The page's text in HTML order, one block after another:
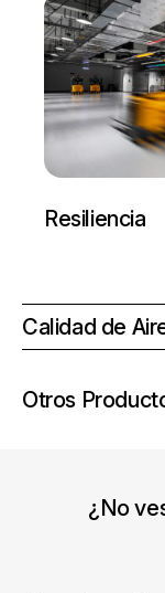
Resiliencia
Calidad de
Otros
¿No